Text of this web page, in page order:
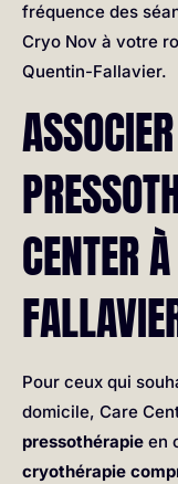
fréquence des
Cryo Nov à votre
Quentin-Fallavier.
CENTER
Pour ceux qui
domicile, Care
pressothérapie en
cryothérapie